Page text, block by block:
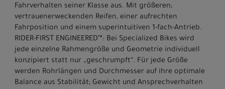
Fahrverhalten seiner Klasse aus. Mit größeren;
vertrauenerweckenden Reifen, einer aufrechten
Fahrposition und einem superintuitiven 1-fach-Antrieb.
RIDER-FIRST ENGINEERED™: Bei Specialized Bikes wird
jede einzelne Rahmengröße und Geometrie individuell
konzipiert statt nur „geschrumpft“. Für jede Größe
werden Rohrlängen und Durchmesser auf ihre optimale
Balance aus Stabilität; Gewicht und Ansprechverhalten